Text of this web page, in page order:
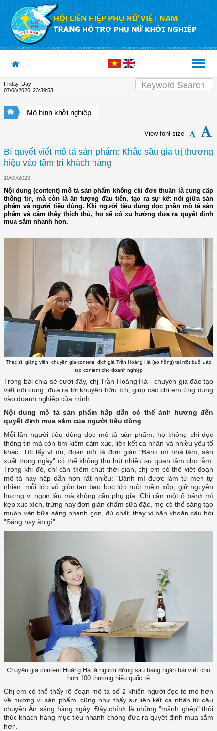
Skip to Content
Friday, Day
07/08/2026 23:39:54
Mô hình khởi nghiệp
View font size
Bí quyết viết mô tả sản phẩm: Khắc sâu giá trị thương
hiệu vào tâm trí khách hàng
10/09/2023
Nội dung (content) mô tả sản phẩm không chỉ đơn thuần là cung cấp
thông tin, mà còn là ấn tượng đầu tiên, tạo ra sự kết nối giữa sản
phẩm và người tiêu dùng. Khi người tiêu dùng đọc phần mô tả sản
phẩm và cảm thấy thích thú, họ sẽ có xu hướng đưa ra quyết định
mua sắm nhanh hơn.
Thạc sĩ, giảng viên, chuyên gia content, dịch giả Trần Hoàng Hà (áo hồng) tại một buổi đào
tạo content cho doanh nghiệp
Trong bài chia sẻ dưới đây, chị Trần Hoàng Hà - chuyên gia đào tạo
viết nội dung, đưa ra lời khuyên hữu ích, giúp các chị em ứng dụng
vào doanh nghiệp của mình.
Nội dung mô tả sản phẩm hấp dẫn có thể ảnh hưởng đến
quyết định mua sắm của người tiêu dùng
Mỗi lần người tiêu dùng đọc mô tả sản phẩm, họ không chỉ đọc
thông tin mà còn tìm kiếm cảm xúc, liên kết cá nhân và nhiều yếu tố
khác. Tôi lấy ví dụ, đoạn mô tả đơn giản "Bánh mì nhà làm, sản
xuất trong ngày" có thể không thu hút nhiều sự quan tâm cho lắm.
Trong khi đó, chỉ cần thêm chút thời gian, chị em có thể viết đoạn
mô tả này hấp dẫn hơn rất nhiều: "Bánh mì được làm từ men tự
nhiên, mỗi lớp vỏ giòn tan bao bọc lớp ruột mềm xốp, giữ nguyên
hương vị ngon lâu mà không cần phụ gia. Chỉ cần một ổ bánh mì
kẹp xúc xích, trứng hay đơn giản chấm sữa đặc, mẹ có thể sáng tạo
muôn vàn bữa sáng nhanh gọn, đủ chất, thay vì băn khoăn câu hỏi
"Sáng nay ăn gì".
Chuyên gia content Hoàng Hà là người đứng sau hàng ngàn bài viết cho
hơn 100 thương hiệu quốc tế
Chị em có thể thấy rõ đoạn mô tả số 2 khiến người đọc tò mò hơn
về hương vị sản phẩm, cũng như thấy sự liên kết cá nhân từ câu
chuyện Ăn sáng hàng ngày. Đây chính là những "mảnh ghép" thôi
thúc khách hàng mục tiêu nhanh chóng đưa ra quyết định mua sắm
hơn.